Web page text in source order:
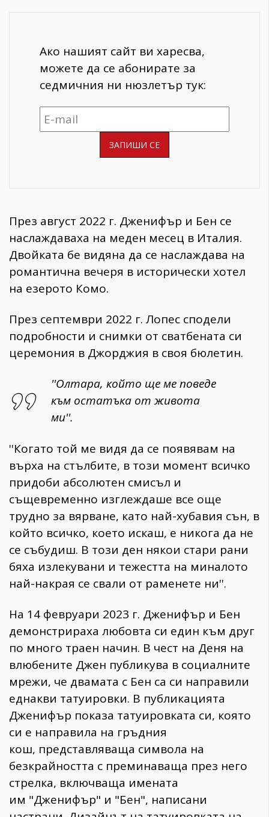
Ако нашият сайт ви харесва,
можете да се абонирате за
седмичния ни нюзлетър тук:
През август 2022 г. Дженифър и Бен се
наслаждаваха на меден месец в Италия.
Двойката бе видяна да се наслаждава на
романтична вечеря в исторически хотел
на езерото Комо.
През септември 2022 г. Лопес сподели
подробности и снимки от сватбената си
церемония в Джорджия в своя бюлетин.
''Олтара, който ще ме поведе
към остатъка от живота
ми''.
''Когато той ме видя да се появявам на
върха на стълбите, в този момент всичко
придоби абсолютен смисъл и
същевременно изглеждаше все още
трудно за вярване, като най-хубавия сън, в
който всичко, което искаш, е никога да не
се събудиш. В този ден някои стари рани
бяха излекувани и тежестта на миналото
най-накрая се свали от раменете ни''.
На 14 февруари 2023 г. Дженифър и Бен
демонстрираха любовта си един към друг
по много траен начин. В чест на Деня на
влюбените Джен публикува в социалните
мрежи, че двамата с Бен са си направили
еднакви татуировки. В публикацията
Дженифър показа татуировката си, която
си е направила на гръдния
кош, представляваща символа на
безкрайността с преминаваща през него
стрелка, включваща имената
им "Дженифър" и "Бен", написани